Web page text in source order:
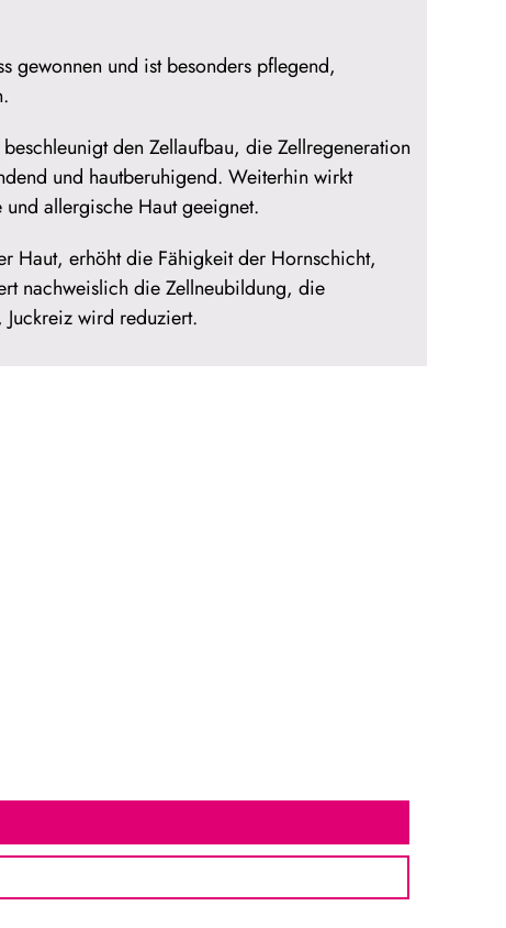
gewonnen und ist besonders pflegend,
den Zellaufbau, die Zellregeneration
und hautberuhigend. Weiterhin wirkt
allergische Haut geeignet.
Haut, erhöht die Fähigkeit der Hornschicht,
nachweislich die Zellneubildung, die
wird reduziert.